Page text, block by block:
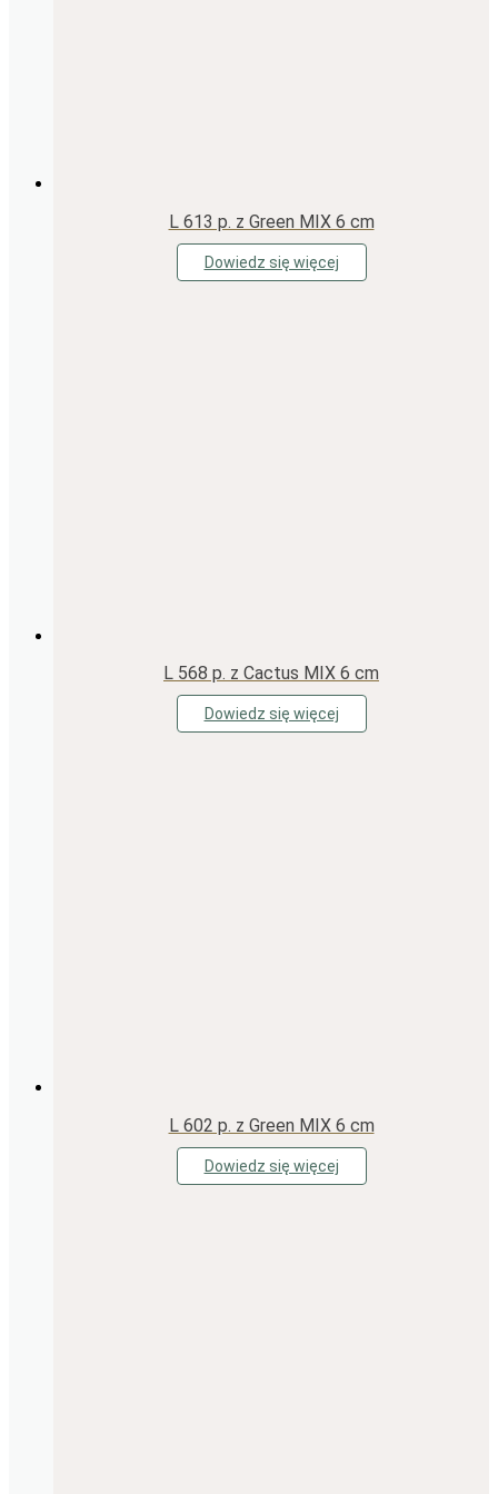
L 613 p. z Green MIX 6 cm
Dowiedz się więcej
L 568 p. z Cactus MIX 6 cm
Dowiedz się więcej
L 602 p. z Green MIX 6 cm
Dowiedz się więcej